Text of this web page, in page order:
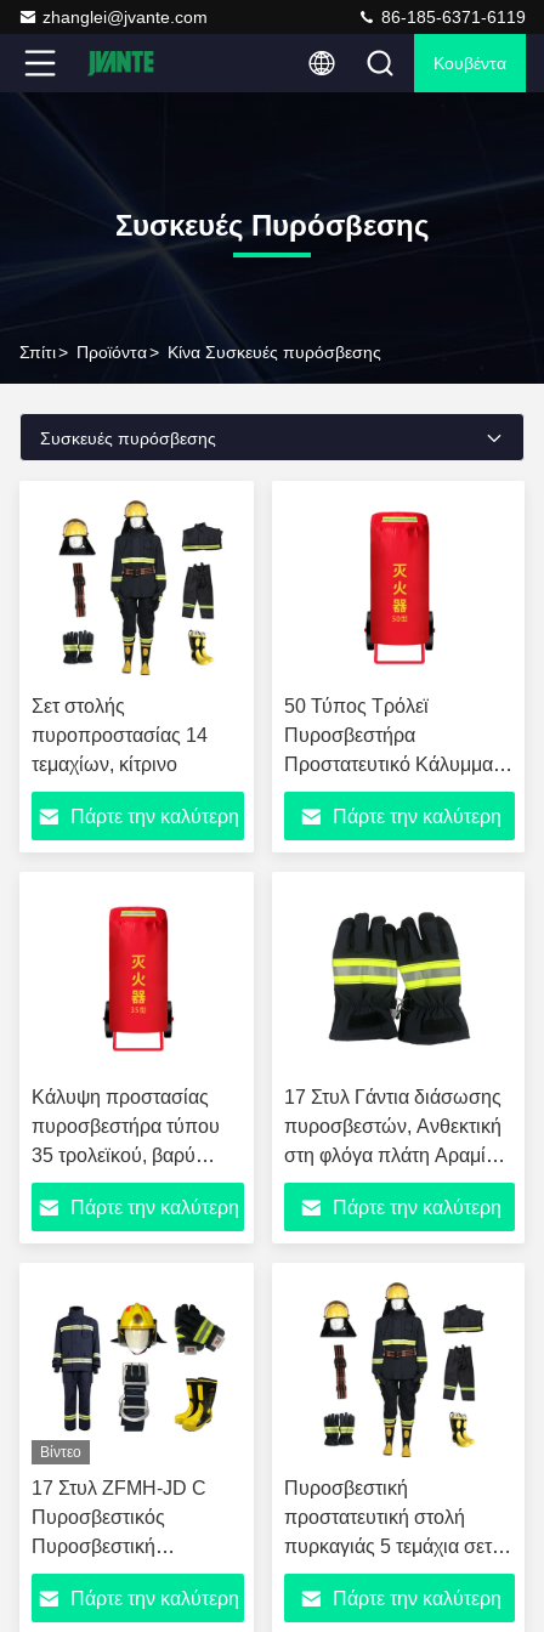
zhanglei@jvante.com 86-185-6371-6119
Κουβέντα
Συσκευές Πυρόσβεσης
Σπίτι> Προϊόντα> Κίνα Συσκευές πυρόσβεσης
Συσκευές πυρόσβεσης
Σετ στολής
πυροπροστασίας 14
τεμαχίων, κίτρινο
Πάρτε την καλύτερη
50 Τύπος Τρόλεϊ
Πυροσβεστήρα
Προστατευτικό Κάλυμμα,
βαρύ φορτίο Oxford
υφάσματος Flame
Retardant Αμυδρό Αμυδρό
ορατότητας Φθοριούχο
Πυροσβεστικό
Προστατευτικό
Προστατευτικό
Προστατευτικό
Προστατευτικό
Προστατευτή
Πάρτε την καλύτερη
Κάλυψη προστασίας
πυροσβεστήρα τύπου
35 τρολεϊκού, βαρύ
φορτίο Oxford Cloth
Flame Retardant
Dustproof
Υψηλής Ορατότητας
Αδιάβροχη Ασπίδα
Πυροσβεστικού
Εξοπλισμού με
Προσαρμοσμένο
Κείμενο για Εξωτερικά &
Πάρτε την καλύτερη
17 Στυλ Γάντια διάσωσης
πυροσβεστών, Ανθεκτική
στη φλόγα πλάτη Αραμίδη,
Δέρμα αγελάδας Παλάμη,
Ανερόπλεκτο TPU &
Αραμίδη Κεφαλαία
Θέρμανσης για την
Επείγουσα Επιχείρηση
Καταπολέμησης
Πυρκαγιάς
Πάρτε την καλύτερη
Βίντεο
17 Στυλ ZFMH-JD C
Πυροσβεστικός
Πυροσβεστική
προστατευτική στολή,
διπλό στρώμα Kevlar
Πάρτε την καλύτερη
Πυροσβεστική
προστατευτική στολή
πυρκαγιάς 5 τεμάχια σετ,
γαλάζιο του Πολεμικού
Ναυτικού Ανθεκτική στη
Πάρτε την καλύτερη